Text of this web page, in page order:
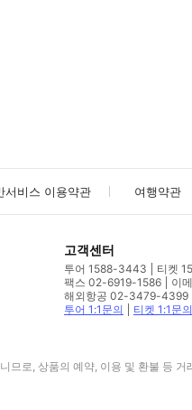
서비스 이용약관 여행약관
고객센터
투어 1588-3443
티켓
팩스 02-6919-1586
이
해외항공 02-3479-4399
투어 1:1문의
티켓 1:1문의
므로, 상품의 예약, 이용 및 환불 등